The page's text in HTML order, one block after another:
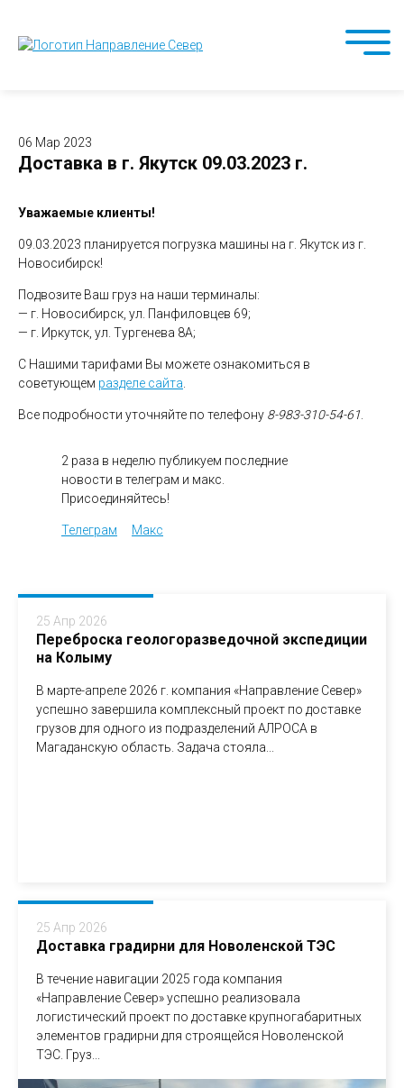
06 Мар 2023
Доставка в г. Якутск 09.03.2023 г.
Уважаемые клиенты!
09.03.2023 планируется погрузка машины на г. Якутск из г.
Новосибирск!
Подвозите Ваш груз на наши терминалы:
— г. Новосибирск, ул. Панфиловцев 69;
— г. Иркутск, ул. Тургенева 8А;
С Нашими тарифами Вы можете ознакомиться в
советующем разделе сайта
Все подробности уточняйте по телефону 8-983-310-54-61
2 раза в неделю публикуем последние
новости в телеграм и макс.
Присоединяйтесь!
Телеграм Макс
25 Апр 2026
Переброска геологоразведочной экспедиции
на Колыму
В марте-апреле 2026 г. компания «Направление Север»
успешно завершила комплексный проект по доставке
грузов для одного из подразделений АЛРОСА в
Магаданскую область. Задача стояла...
25 Апр 2026
Доставка градирни для Новоленской ТЭС
В течение навигации 2025 года компания
«Направление Север» успешно реализовала
логистический проект по доставке крупногабаритных
элементов градирни для строящейся Новоленской
ТЭС. Груз...